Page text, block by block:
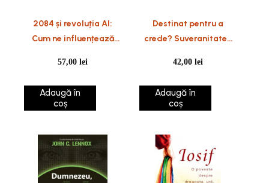
2084 și revoluția AI:
Cum ne influențează
viitorul
57,00lei
Adaugă în
coș
Destinat pentru a
crede? Suveranitatea
libertatea, credinta si
responsabilitatea
omului
42,00lei
Adaugă în
coș